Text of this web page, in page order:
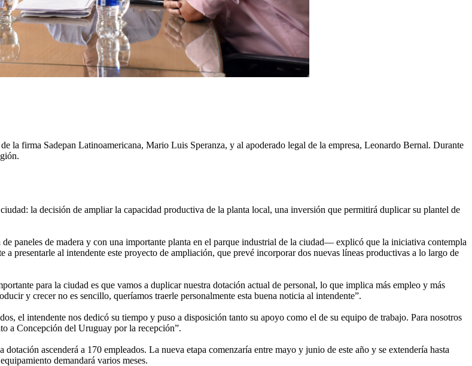
la firma Sadepan Latinoamericana, Mario Luis Speranza, y al apoderado legal de la empresa, Leonardo Bernal. Durante
la decisión de ampliar la capacidad productiva de la planta local, una inversión que permitirá duplicar su plantel de
paneles de madera y con una importante planta en el parque industrial de la ciudad— explicó que la iniciativa contempla
presentarle al intendente este proyecto de ampliación, que prevé incorporar dos nuevas líneas productivas a lo largo de
para la ciudad es que vamos a duplicar nuestra dotación actual de personal, lo que implica más empleo y más
y crecer no es sencillo, queríamos traerle personalmente esta buena noticia al intendente”.
el intendente nos dedicó su tiempo y puso a disposición tanto su apoyo como el de su equipo de trabajo. Para nosotros
a Concepción del Uruguay por la recepción”.
ascenderá a 170 empleados. La nueva etapa comenzaría entre mayo y junio de este año y se extendería hasta
demandará varios meses.